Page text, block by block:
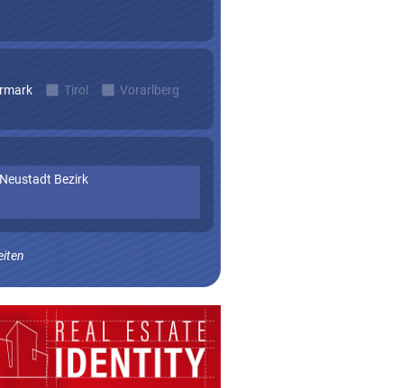
Tirol
Vorarlberg
Bezirk
zu erhalten.